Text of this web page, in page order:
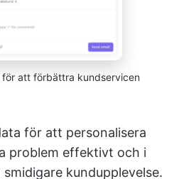
för att förbättra kundservicen
för att personalisera
problem effektivt och i
kundupplevelse.